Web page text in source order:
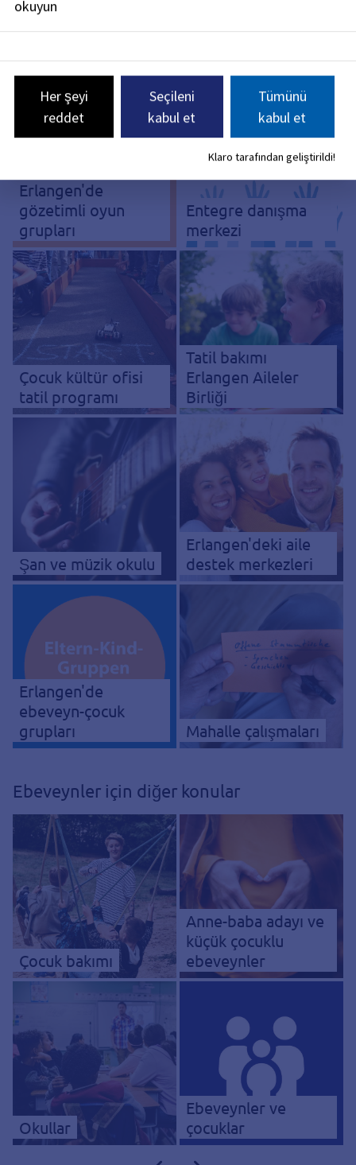
Birliği
ABC Ailesi
Erlangen'de
gözetimli oyun
grupları
Entegre danışma
merkezi
Çocuk kültür ofisi
tatil programı
Tatil bakımı
Erlangen Aileler
Birliği
Şan ve müzik okulu
Erlangen'deki aile
destek merkezleri
Erlangen'de
ebeveyn-çocuk
grupları
Mahalle çalışmaları
Ebeveynler için diğer konular
Çocuk bakımı
Anne-baba adayı ve
küçük çocuklu
ebeveynler
Okullar
Ebeveynler ve
çocuklar
okuyun
Her şeyi
reddet
Seçileni
kabul et
Tümünü
kabul et
Klaro tarafından geliştirildi!